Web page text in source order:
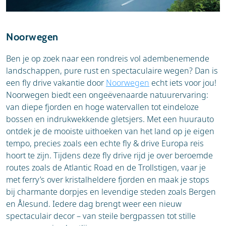
Mooiste highlights tijdens je fly drive Ierland:
Dublin: Historische straten, gezellige pubs en
het Trinity College
Wicklow Mountains: Groene bergen, meren
en het kloostercomplex van Glendalough
Kilkenny: Middeleeuwse stad met kleurrijke
straten en een indrukwekkend kasteel
Rock of Cashel: Mystieke ruïnes op een
heuveltop, omringd door groene weides
Cliffs of Moher: Beroemde kliffen die
spectaculair de oceaan in storten
Galway: Creatieve stad vol livemuziek,
kunstmarkten en kleurrijke gevels
Connemara: Wilde bergen, meren en
authentieke dorpjes
Ring of Kerry: Adembenemende kustwegen,
Vandaag rijd je door de adembenemende Wicklow
kloostercomplex midden in de natuur, en verken
het historische centrum van Kilkenny.
Dag 3: Kilkenny – Rock of Cashel – Limerick
Vertrek richting de indrukwekkende Rock of Cashel
en vervolg je route naar Limerick.
Highlight: Bewonder de mystieke sfeer van Cashel
en wandel langs de rivier de Shannon in Limerick.
Dag 4: Limerick – Cliffs of Moher – Galway
Noorwegen
Ben je op zoek naar een rondreis vol adembenemende
landschappen, pure rust en spectaculaire wegen? Dan is
een fly drive vakantie doorNoorwegenecht iets voor jou!
Noorwegen biedt een ongeëvenaarde natuurervaring:
van diepe fjorden en hoge watervallen tot eindeloze
bossen en indrukwekkende gletsjers. Met een huurauto
ontdek je de mooiste uithoeken van het land op je eigen
tempo, precies zoals een echte fly & drive Europa reis
hoort te zijn. Tijdens deze fly drive rijd je over beroemde
routes zoals de Atlantic Road en de Trollstigen, vaar je
met ferry’s over kristalheldere fjorden en maak je stops
bij charmante dorpjes en levendige steden zoals Bergen
en Ålesund. Iedere dag brengt weer een nieuw
spectaculair decor – van steile bergpassen tot stille
meren en ruige kustlijnen.